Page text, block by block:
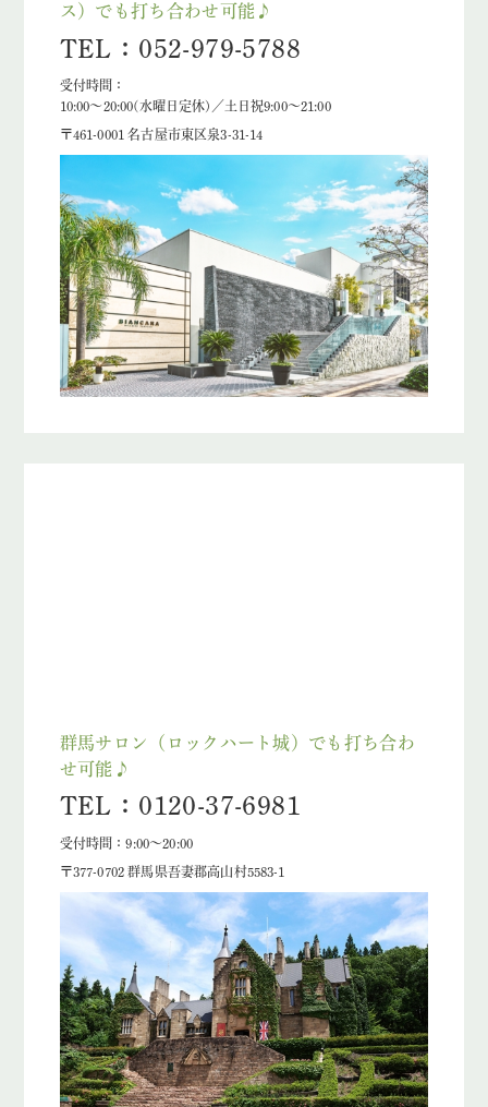
ス）でも打ち合わせ可能♪
TEL：052-979-5788
受付時間：
10:00～20:00(水曜日定休)／土日祝9:00～21:00
〒461-0001 名古屋市東区泉3-31-14
群馬サロン（ロックハート城）でも打ち合わ
せ可能♪
TEL：0120-37-6981
受付時間：9:00～20:00
〒377-0702 群馬県吾妻郡高山村5583-1